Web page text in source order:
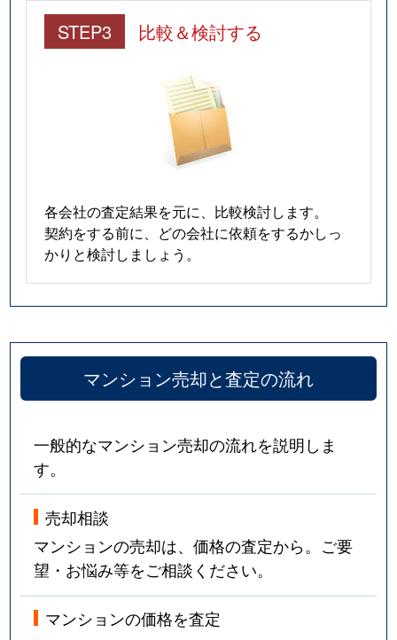
STEP3 比較＆検討する
各会社の査定結果を元に、比較検討します。
契約をする前に、どの会社に依頼をするかしっ
かりと検討しましょう。
マンション売却と査定の流れ
一般的なマンション売却の流れを説明しま
す。
売却相談
マンションの売却は、価格の査定から。ご要
望・お悩み等をご相談ください。
マンションの価格を査定